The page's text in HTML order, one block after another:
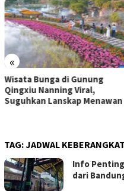
«
Pantai Batukaras, Ombak
yang Menggoda Wisatawan
Asing
TAG:JADWAL
Info
dari